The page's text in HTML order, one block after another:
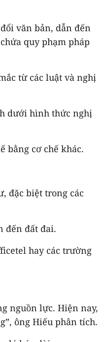
văn bản, dẫn đến
quy phạm pháp
từ các luật và nghị
dưới hình thức nghị
bằng cơ chế khác.
đặc biệt trong các
đến đất đai.
hay các trường
nguồn lực. Hiện nay,
ông Hiếu phân tích.